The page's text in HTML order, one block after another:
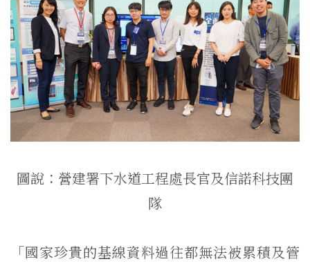
圖說：營建署下水道工程處長官及信諾科技團
隊
「國家珍貴的基線資料過往都無法被累積及管